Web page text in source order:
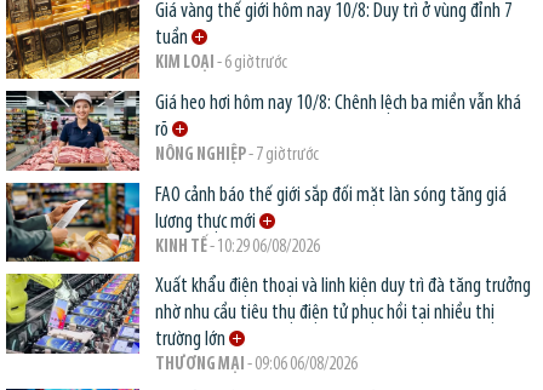
Giá vàng thế giới hôm nay 10/8: Duy trì ở vùng đỉnh 7
tuần
KIM LOẠI - 6 giờ trước
Giá heo hơi hôm nay 10/8: Chênh lệch ba miền vẫn khá
rõ
NÔNG NGHIỆP- 7 giờ trước
FAO cảnh báo thế giới sắp đối mặt làn sóng tăng giá
lương thực mới
KINH TẾ- 10:29 06/08/2026
Xuất khẩu điện thoại và linh kiện duy trì đà tăng trưởng
nhờ nhu cầu tiêu thụ điện tử phục hồi tại nhiều thị
trường lớn
THƯƠNG MẠI - 09:06 06/08/2026